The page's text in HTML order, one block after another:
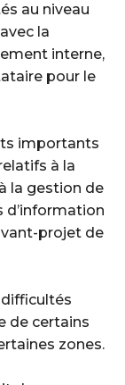
au niveau
la
interne,
pour le
importants
à la
la gestion de
d’information
projet de
de certains
zones.